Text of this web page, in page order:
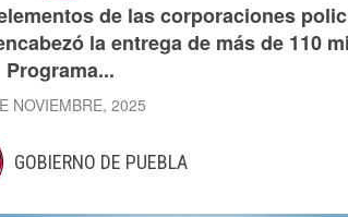
de las corporaciones
la entrega de más de 110
Programa...
NOVIEMBRE, 2025
GOBIERNO DE PUEBLA